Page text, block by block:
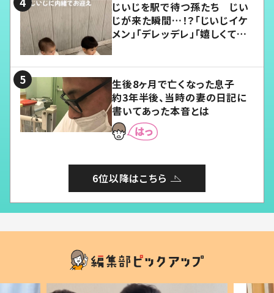
じいじを駅で待つ孫たち じい
じが来た瞬間…！？「じいじイケ
メン」「デレッデレ」「嬉しくて可
生後8ヶ月で亡くなった息子
約3年半後、当時の妻の日記に
書いてあった本音とは
6位以降はこちら